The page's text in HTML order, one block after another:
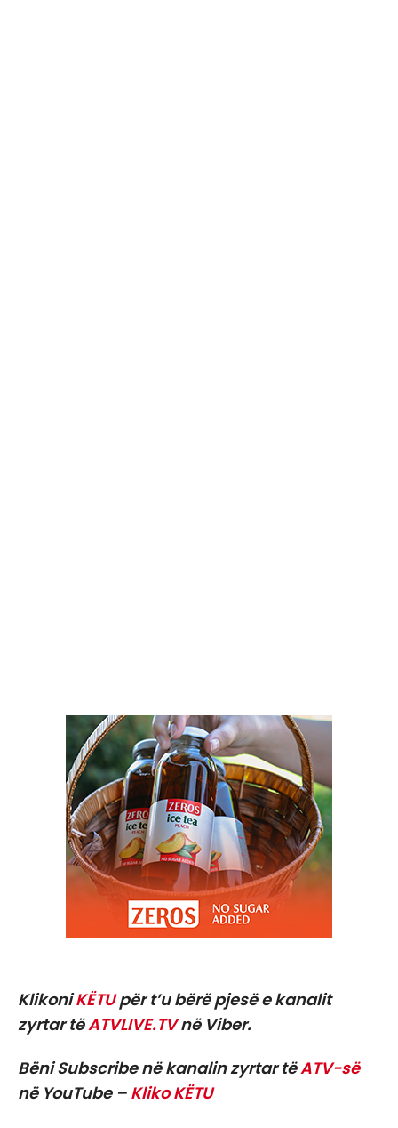
KlikoniKËTUpër t’u bërë pjesë e kanalit
zyrtar tëATVLIVE.TVnë Viber.
Bëni Subscribe në kanalin zyrtar tëATV-së
në YouTube – Kliko KËTU